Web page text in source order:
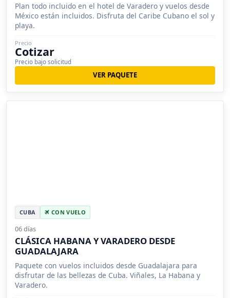
Plan todo incluido en el hotel de Varadero y vuelos desde
México están incluidos. Disfruta del Caribe Cubano el sol y
playa.
Precio
Cotizar
Precio bajo solicitud
VER PAQUETE
CUBA CON VUELO
06 días
CLÁSICA HABANA Y VARADERO DESDE
GUADALAJARA
Paquete con vuelos incluidos desde Guadalajara para
disfrutar de las bellezas de Cuba. Viñales, La Habana y
Varadero.